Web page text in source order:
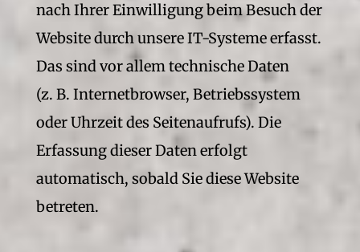
nach Ihrer Einwilligung beim Besuch der
Website durch unsere IT-Systeme erfasst.
Das sind vor allem technische Daten
(z. B. Internetbrowser, Betriebssystem
oder Uhrzeit des Seitenaufrufs). Die
Erfassung dieser Daten erfolgt
automatisch, sobald Sie diese Website
betreten.